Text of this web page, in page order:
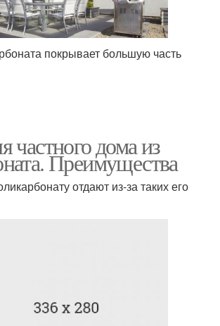
покрывает большую часть
частного дома из
Преимущества
отдают из-за таких его